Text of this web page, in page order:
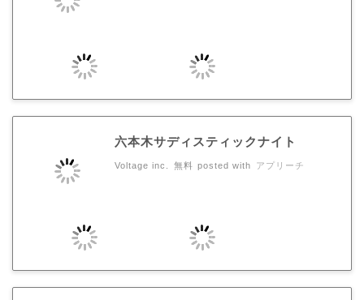
六本木サディスティックナイト
Voltage inc. 無料 posted with アプリーチ